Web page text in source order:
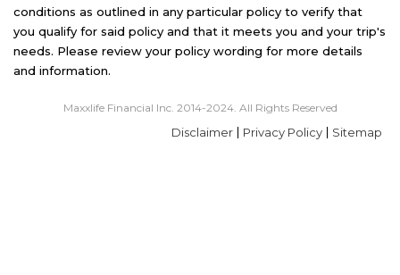
conditions as outlined in any particular policy to verify that
you qualify for said policy and that it meets you and your trip's
needs. Please review your policy wording for more details
and information.
Maxxlife Financial Inc. 2014-2024. All Rights Reserved
Disclaimer Privacy Policy Sitemap